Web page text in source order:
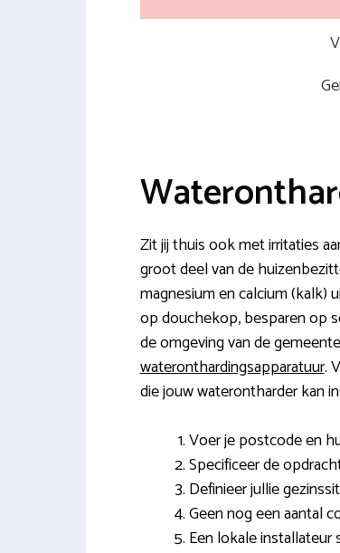
Zit jij thuis ook met irritaties
groot deel van de
magnesium en calcium (kalk)
op douchekop, besparen op
de omgeving van de
wateronthardingsapparatuur.
die jouw waterontharder kan
Voer je postcode en
Specificeer de
Definieer jullie
Geen nog een aantal
Een lokale